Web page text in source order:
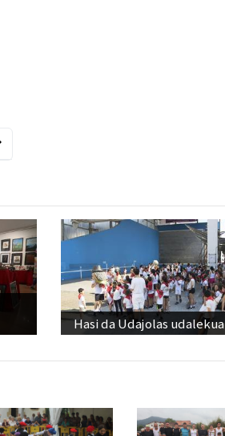
Hasi da Udajolas udalekua